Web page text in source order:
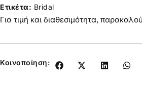
Ετικέτα: Bridal
Για τιμή και διαθεσιμότητα,
Κοινοποίηση: